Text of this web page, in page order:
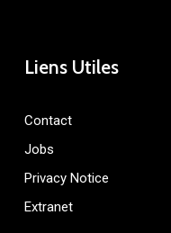
Liens Utiles
Contact
Jobs
Privacy Notice
Extranet